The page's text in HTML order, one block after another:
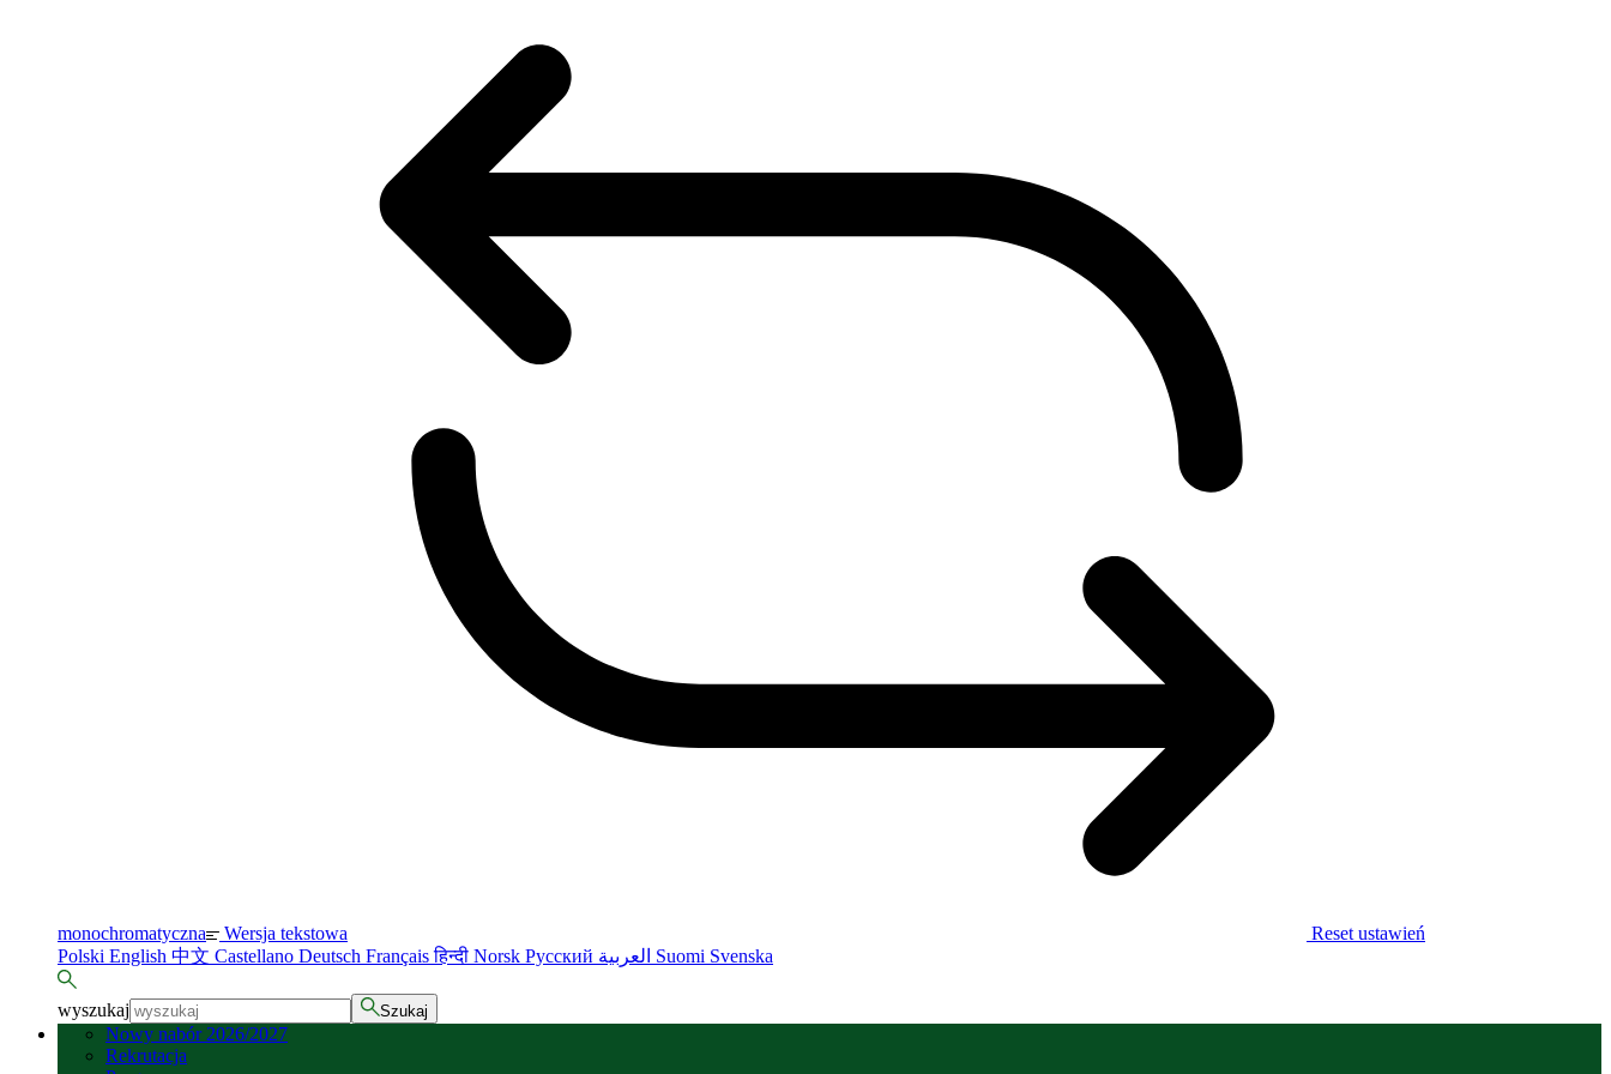
monochromatyczna Wersja tekstowa
Reset ustawień
Polski English 中文 Castellano Deutsch Françaisहिन्दी Norsk Русский Suomi Svenska
wyszukaj Szukaj
Nowy nabór 2026/2027
Rekrutacja